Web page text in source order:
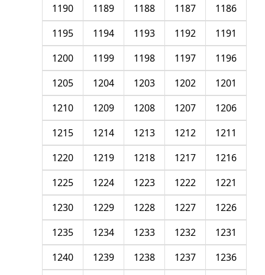
1186
1187
1188
1189
1190
1191
1192
1193
1194
1195
1196
1197
1198
1199
1200
1201
1202
1203
1204
1205
1206
1207
1208
1209
1210
1211
1212
1213
1214
1215
1216
1217
1218
1219
1220
1221
1222
1223
1224
1225
1226
1227
1228
1229
1230
1231
1232
1233
1234
1235
1236
1237
1238
1239
1240